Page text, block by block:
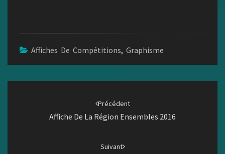
Affiches De Compétitions, Graphisme
Précédent
Affiche De La Région Ensembles 2016
Suivant